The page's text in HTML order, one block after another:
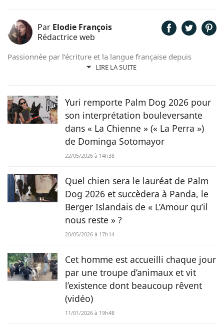
Par Elodie François
Rédactrice web
LIRE LA SUITE
Passionnée par l’écriture et la langue française depuis
toujours, j’aime jouer avec les mots et les faire vivre.
Yuri remporte Palm Dog 2026 pour
son interprétation bouleversante
dans « La Chienne » (« La Perra »)
de Dominga Sotomayor
22/05/2026 à 14h38
Quel chien sera le lauréat de Palm
Dog 2026 et succèdera à Panda, le
Berger Islandais de « L’Amour qu’il
nous reste » ?
20/05/2026 à 17h14
Cet homme est accueilli chaque jour
par une troupe d’animaux et vit
l’existence dont beaucoup rêvent
(vidéo)
11/01/2026 à 19h48